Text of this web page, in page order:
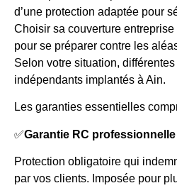
d’une protection adaptée pour
Choisir sa couverture entreprise
pour se préparer contre les
Selon votre situation,
indépendants implantés à Ain.
Les garanties essentielles
✅Garantie RC professionnelle
Protection obligatoire qui
par vos clients. Imposée pour